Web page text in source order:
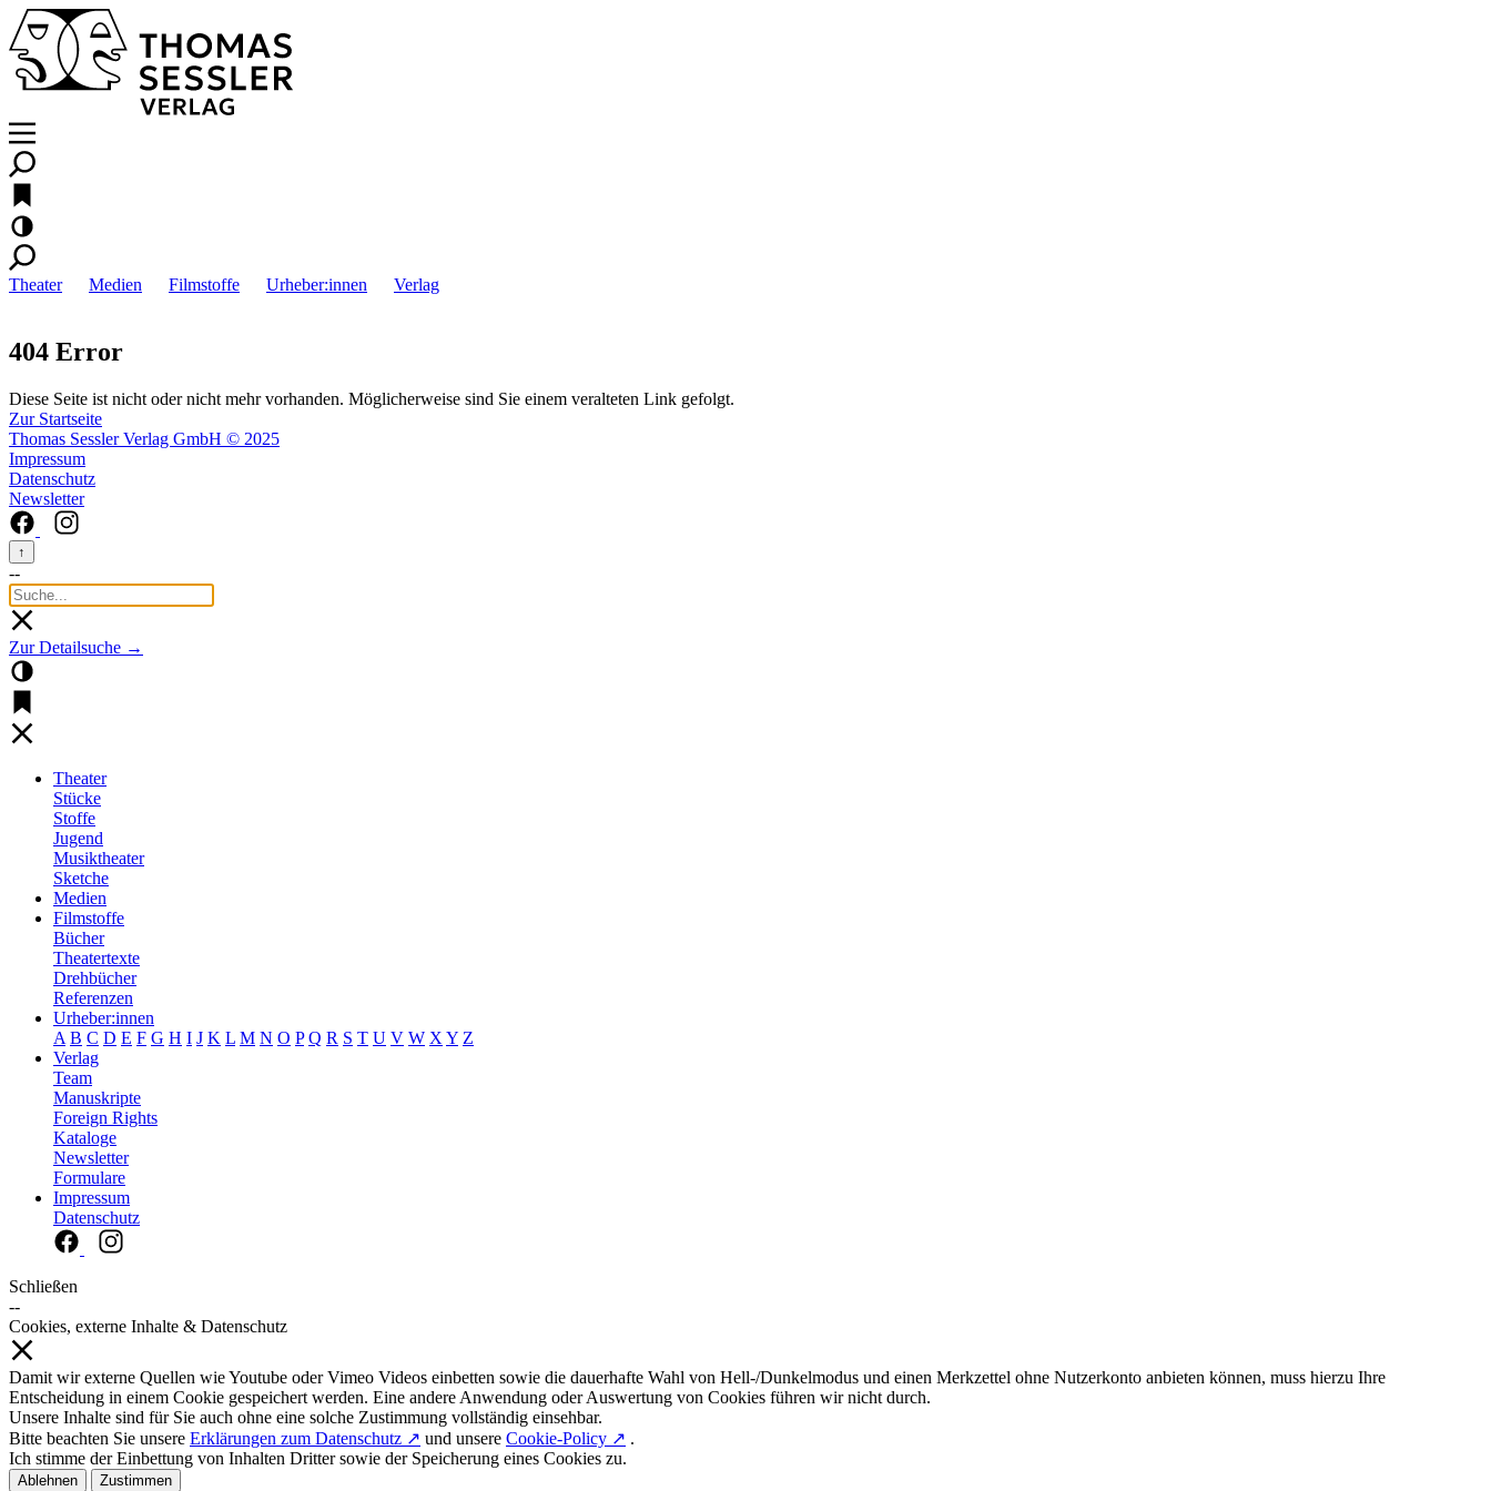
Theater Medien Filmstoffe Urheber:innen Verlag
404 Error
Diese Seite ist nicht oder nicht mehr vorhanden. Möglicherweise sind Sie einem veralteten Link gefolgt.
Zur Startseite
Thomas Sessler Verlag GmbH © 2025
Impressum
Datenschutz
Newsletter
↑
--
Zur Detailsuche →
Theater
Stücke
Stoffe
Jugend
Musiktheater
Sketche
Medien
Filmstoffe
Bücher
Theatertexte
Drehbücher
Referenzen
Urheber:innen
A B C D E F G H I J K L M N O P Q R S T U V W X Y Z
Verlag
Team
Manuskripte
Foreign Rights
Kataloge
Newsletter
Formulare
Impressum
Datenschutz
Schließen
--
Cookies, externe Inhalte & Datenschutz
Damit wir externe Quellen wie Youtube oder Vimeo Videos einbetten sowie die dauerhafte Wahl von Hell-/Dunkelmodus und einen Merkzettel ohne Nutzerkonto anbieten können, muss hierzu Ihre
Entscheidung in einem Cookie gespeichert werden. Eine andere Anwendung oder Auswertung von Cookies führen wir nicht durch.
Unsere Inhalte sind für Sie auch ohne eine solche Zustimmung vollständig einsehbar.
Bitte beachten Sie unsere Erklärungen zum Datenschutz ↗ und unsere Cookie-Policy ↗ .
Ich stimme der Einbettung von Inhalten Dritter sowie der Speicherung eines Cookies zu.
Ablehnen Zustimmen